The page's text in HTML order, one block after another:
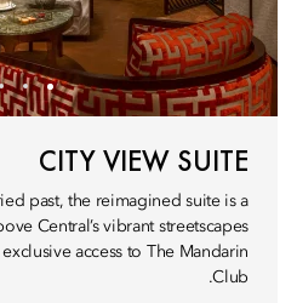
CITY VIEW SUITE
past, the reimagined suite is a
Central’s vibrant streetscapes
access to The Mandarin
Club.